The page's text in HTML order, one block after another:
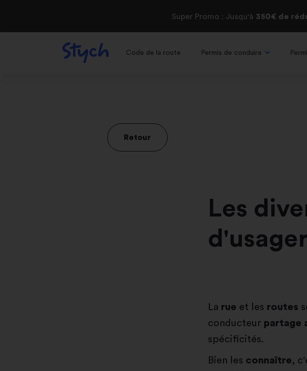
Super Promo : Jusqu'à 350€ de
Code de la route Permis de conduire
Retour
Les
La rue et les routes
conducteur partage
spécificités.
Bien les connaître,